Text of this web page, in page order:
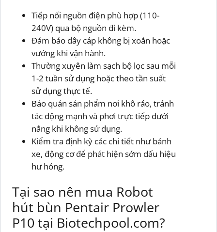
Tiếp nối nguồn điện phù hợp (110-
240V) qua bộ nguồn đi kèm.
Đảm bảo dây cáp không bị xoắn hoặc
vướng khi vận hành.
Thường xuyên làm sạch bộ lọc sau mỗi
1-2 tuần sử dụng hoặc theo tần suất
sử dụng thực tế.
Bảo quản sản phẩm nơi khô ráo, tránh
tác động mạnh và phơi trực tiếp dưới
nắng khi không sử dụng.
Kiểm tra định kỳ các chi tiết như bánh
xe, động cơ để phát hiện sớm dấu hiệu
hư hỏng.
Tại sao nên mua Robot
hút bùn Pentair Prowler
P10 tại Biotechpool.com?